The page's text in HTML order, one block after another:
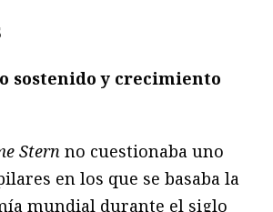
sostenido y crecimiento
Stern no cuestionaba uno
en los que se basaba la
mundial durante el siglo